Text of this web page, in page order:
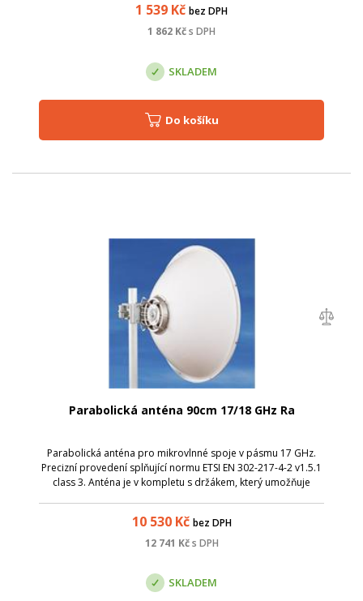
1 539 Kč bez DPH
1 862 Kčs DPH
SKLADEM
Do košíku
Parabolická anténa 90cm 17/18 GHz Ra
Parabolická anténa pro mikrovlnné spoje v pásmu 17 GHz.
Precizní provedení splňující normu ETSI EN 302-217-4-2 v1.5.1
class 3. Anténa je v kompletu s držákem, který umožňuje
10 530Kč bez DPH
12 741 Kč s DPH
SKLADEM